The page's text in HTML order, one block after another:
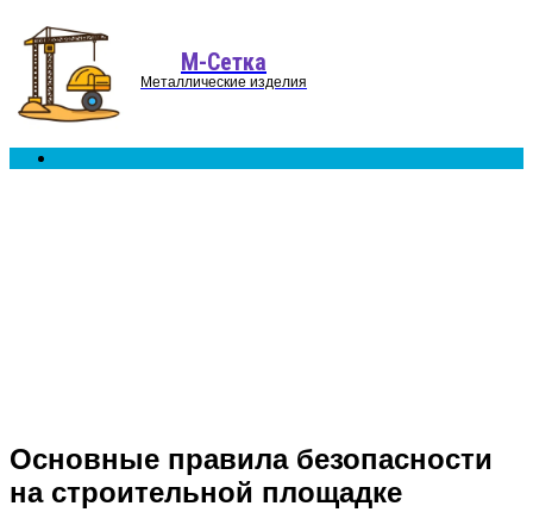
М-Сетка
Металлические изделия
Основные правила безопасности
на строительной площадке